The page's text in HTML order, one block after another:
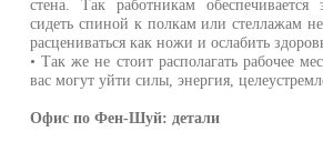
стена. Так работникам
сидеть спиной к полкам или стеллажам
расцениваться как ножи и ослабить
• Так же не стоит располагать рабочее
вас могут уйти силы, энергия,
Офис по Фен-Шуй: детали